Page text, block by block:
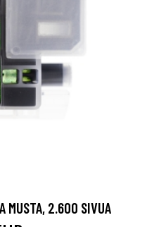
MUSTA, 2.600 SIVUA